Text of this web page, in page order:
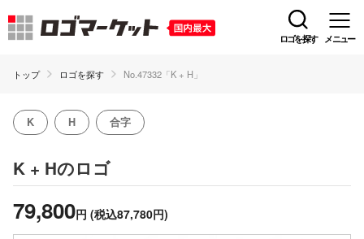
ロゴを探す メニュー
トップ ロゴを探す No.47332「K + H」
K H 合字
K + Hのロゴ
79,800円 (税込87,780円)